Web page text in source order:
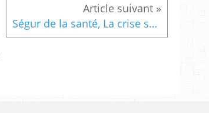
Ségur de la santé, La crise sanitaire et sociale doit amener à un rebond , une tribune d'Aurélien Rousseau dans Le Monde #covid-19 #ARS #Segursanté